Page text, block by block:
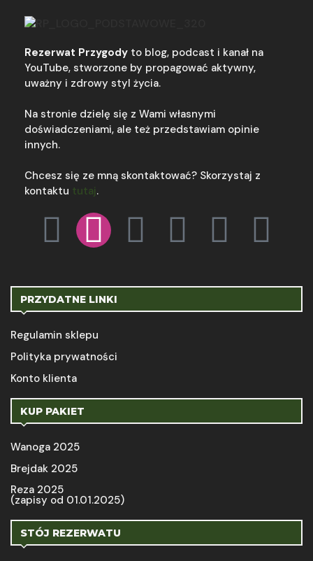
Rezerwat Przygody to blog, podcast i kanał na
YouTube, stworzone by propagować aktywny,
uważny i zdrowy styl życia.
Na stronie dzielę się z Wami własnymi
doświadczeniami, ale też przedstawiam opinie
innych.
Chcesz się ze mną skontaktować? Skorzystaj z
kontaktu tutaj.
PRZYDATNE LINKI
Regulamin sklepu
Polityka prywatności
Konto klienta
KUP PAKIET
Wanoga 2025
Brejdak 2025
Reza 2025
(zapisy od 01.01.2025)
STÓJ REZERWATU